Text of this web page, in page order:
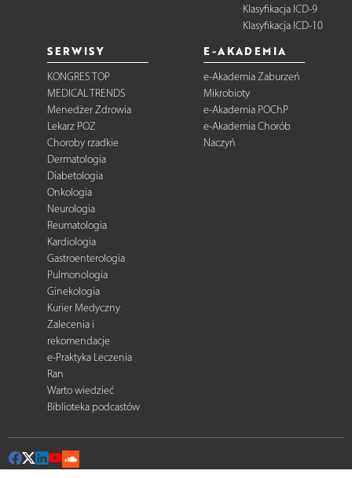
Klasyfikacja ICD-9
Klasyfikacja ICD-10
SERWISY
KONGRES TOP
MEDICAL TRENDS
Menedżer Zdrowia
Lekarz POZ
Choroby rzadkie
Dermatologia
Diabetologia
Onkologia
Neurologia
Reumatologia
Kardiologia
Gastroenterologia
Pulmonologia
Ginekologia
Kurier Medyczny
Zalecenia i
rekomendacje
e-Praktyka Leczenia
Ran
Warto wiedzieć
Biblioteka podcastów
E-AKADEMIA
e-Akademia Zaburzeń
Mikrobioty
e-Akademia POChP
e-Akademia Chorób
Naczyń